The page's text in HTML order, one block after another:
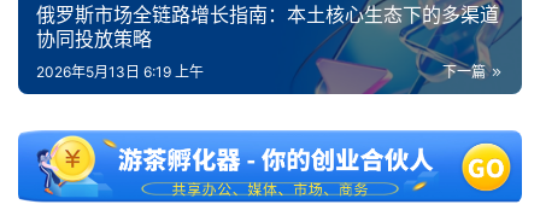
俄罗斯市场全链路增长指南：本土核心生态下的多渠道
协同投放策略
下一篇
2026年5月13日 6:19 上午